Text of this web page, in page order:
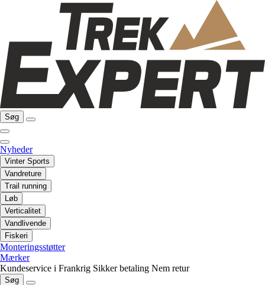
Søg
Nyheder
Vinter Sports
Vandreture
Trail running
Løb
Verticalitet
Vandlivende
Fiskeri
Monteringsstøtter
Mærker
Kundeservice i Frankrig Sikker betaling Nem retur
Søg